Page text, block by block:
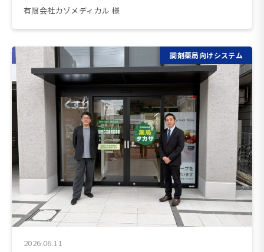
有限会社カゾメディカル 様
調剤薬局向けシステム
2026.06.11